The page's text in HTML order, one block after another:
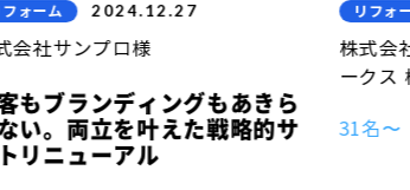
フォーム 2024.12.27
会社サンプロ様
もブランディングもあきら
い。両立を叶えた戦略的サ
リニューアル
リフォ
株式会
ークス
31名〜